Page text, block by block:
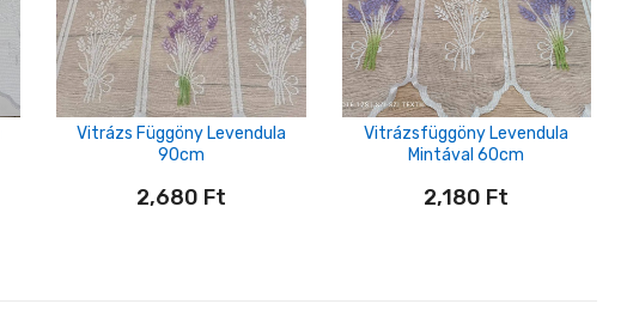
Vitrázs Függöny Levendula
90cm
2,680 Ft
Vitrázsfüggöny Levendula
Mintával 60cm
2,180 Ft